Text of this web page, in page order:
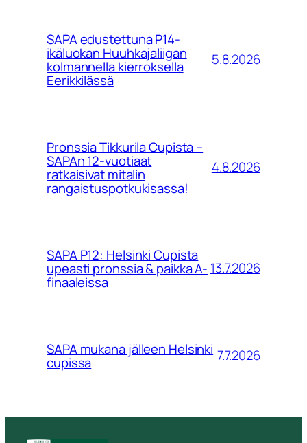
SAPA edustettuna P14-
ikäluokan Huuhkajaliigan
kolmannella kierroksella
Eerikkilässä
5.8.2026
Pronssia Tikkurila Cupista –
SAPAn 12-vuotiaat
ratkaisivat mitalin
rangaistuspotkukisassa!
4.8.2026
SAPA P12: Helsinki Cupista
upeasti pronssia & paikka A-
finaaleissa
13.7.2026
SAPA mukana jälleen Helsinki
cupissa 7.7.2026